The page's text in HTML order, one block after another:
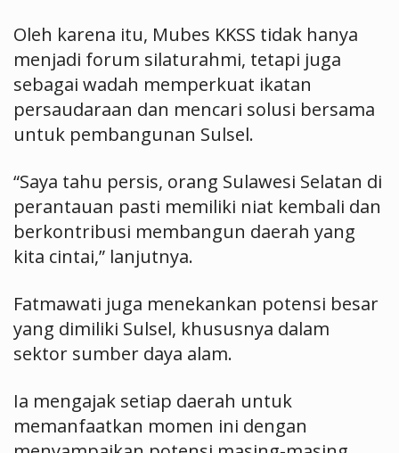
Oleh karena itu, Mubes KKSS tidak hanya
menjadi forum silaturahmi, tetapi juga
sebagai wadah memperkuat ikatan
persaudaraan dan mencari solusi bersama
untuk pembangunan Sulsel.
“Saya tahu persis, orang Sulawesi Selatan di
perantauan pasti memiliki niat kembali dan
berkontribusi membangun daerah yang
kita cintai,” lanjutnya.
Fatmawati juga menekankan potensi besar
yang dimiliki Sulsel, khususnya dalam
sektor sumber daya alam.
Ia mengajak setiap daerah untuk
memanfaatkan momen ini dengan